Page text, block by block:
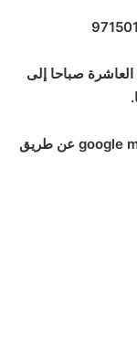
صباحا إلى